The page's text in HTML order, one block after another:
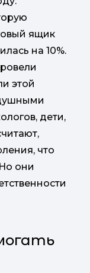
ящик
на 10%.
этой
дети,
что
они